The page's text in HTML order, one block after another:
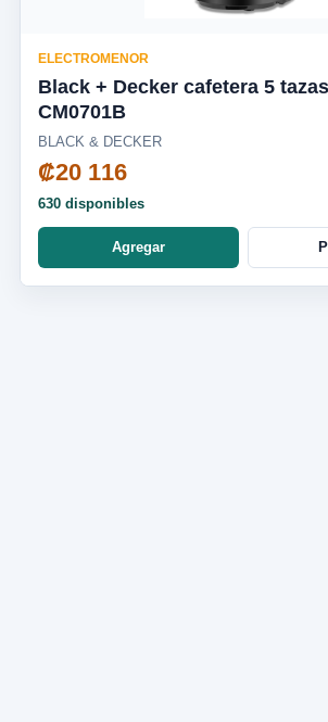
ELECTROMENOR
Black + Decker cafetera 5
CM0701B
BLACK & DECKER
₡20 116
630 disponibles
Agregar